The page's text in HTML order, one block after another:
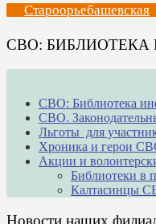
Староорьебашевская
СВО:
СВО: Библиотека
СВО.
Льготы для
Хроника и герои
Акции и
Библиотеки в
Калтасинцы